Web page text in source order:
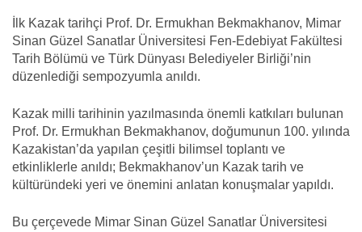
İlk Kazak tarihçi Prof. Dr. Ermukhan Bekmakhanov, Mimar
Sinan Güzel Sanatlar Üniversitesi Fen-Edebiyat Fakültesi
Tarih Bölümü ve Türk Dünyası Belediyeler Birliği’nin
düzenlediği sempozyumla anıldı.
Kazak milli tarihinin yazılmasında önemli katkıları bulunan
Prof. Dr. Ermukhan Bekmakhanov, doğumunun 100. yılında
Kazakistan’da yapılan çeşitli bilimsel toplantı ve
etkinliklerle anıldı; Bekmakhanov’un Kazak tarih ve
kültüründeki yeri ve önemini anlatan konuşmalar yapıldı.
Bu çerçevede Mimar Sinan Güzel Sanatlar Üniversitesi